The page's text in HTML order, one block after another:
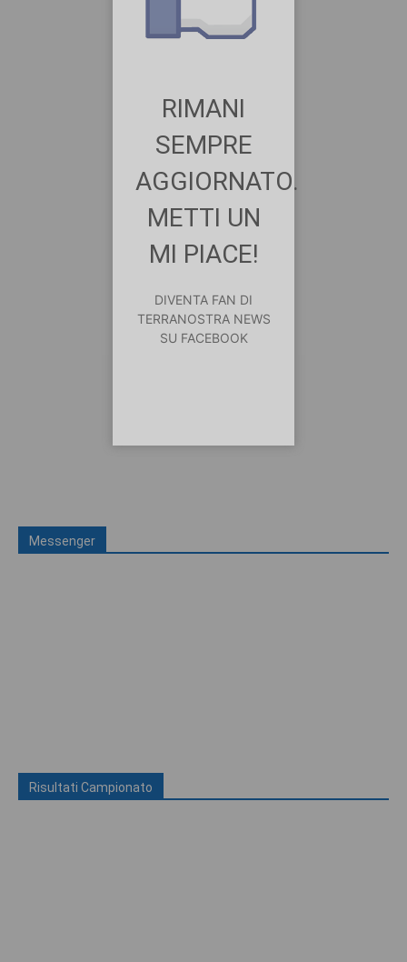
Messenger
Risultati Campionato
RIMANI
SEMPRE
AGGIORNATO.
METTI UN
MI PIACE!
DIVENTA FAN DI
TERRANOSTRA NEWS
SU FACEBOOK